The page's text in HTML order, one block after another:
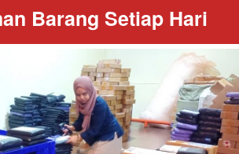
Barang Setiap Hari